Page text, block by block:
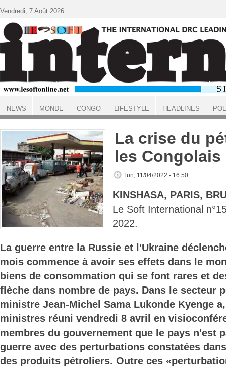
ACCUEIL
La crise du
les Congolais
lun, 11/04/2022 - 16:50
KINSHASA, PARIS,
Le Soft International
2022.
La guerre entre la Russie et l'Ukraine
mois commence à avoir ses effets dans le
biens de consommation qui se font rares et
flèche dans nombre de pays. Dans le secteur
ministre Jean-Michel Sama Lukonde Kyenge
ministres réuni vendredi 8 avril en
membres du gouvernement que le pays n'est
guerre avec des perturbations constatées
des produits pétroliers. Outre ces
Vendredi, 7 Août 2026
NEWS MONDE CONGO LIFESTYLE HEADLINES